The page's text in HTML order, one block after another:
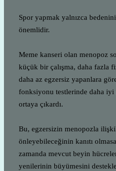
Spor yapmak yalnızca
önemlidir.
Meme kanseri olan menopoz
küçük bir çalışma, daha fazla
daha az egzersiz yapanlara
fonksiyonu testlerinde daha
ortaya çıkardı.
Bu, egzersizin menopozla
önleyebileceğinin kanıtı
zamanda mevcut beyin
yenilerinin büyümesini